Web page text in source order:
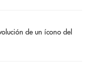
de un ícono del